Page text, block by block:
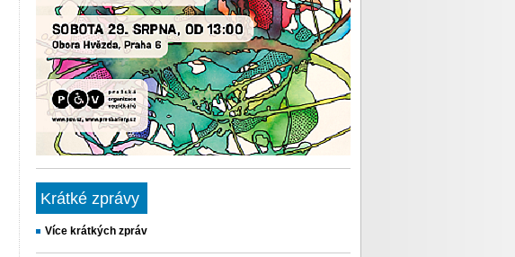
Krátké zprávy
Více krátkých zpráv